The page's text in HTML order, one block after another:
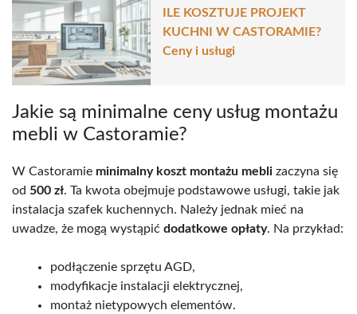
ILE KOSZTUJE PROJEKT
KUCHNI W CASTORAMIE?
Ceny i usługi
Jakie są minimalne ceny usług montażu
mebli w Castoramie?
W Castoramie minimalny koszt montażu mebli zaczyna się
od 500 zł. Ta kwota obejmuje podstawowe usługi, takie jak
instalacja szafek kuchennych. Należy jednak mieć na
uwadze, że mogą wystąpić dodatkowe opłaty. Na przykład:
podłączenie sprzętu AGD,
modyfikacje instalacji elektrycznej,
montaż nietypowych elementów.